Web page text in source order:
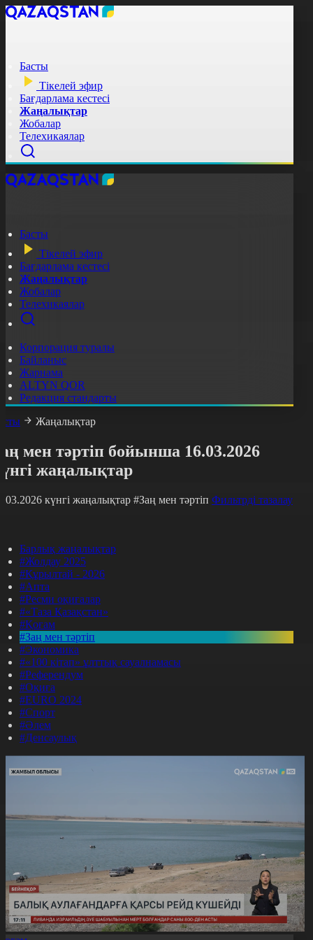
Басты
Тікелей эфир
Бағдарлама кестесі
Жаңалықтар
Жобалар
Телехикаялар
Басты
Тікелей эфир
Бағдарлама кестесі
Жаңалықтар
Жобалар
Телехикаялар
Корпорация туралы
Байланыс
Жарнама
ALTYN QOR
Редакция стандарты
Жаңалықтар
мен тәртіп бойынша 16.03.2026
жаңалықтар
күнгі жаңалықтар #Заң мен тәртіп Фильтрді тазалау
Барлық жаңалықтар
#Жолдау 2025
#Құрылтай - 2026
#Апта
#Ресми оқиғалар
#«Таза Қазақстан»
#Қоғам
#Заң мен тәртіп
#Экономика
#«100 кітап» ұлттық сауалнамасы
#Референдум
#Оқиға
#EURO 2024
#Спорт
#Әлем
#Денсаулық